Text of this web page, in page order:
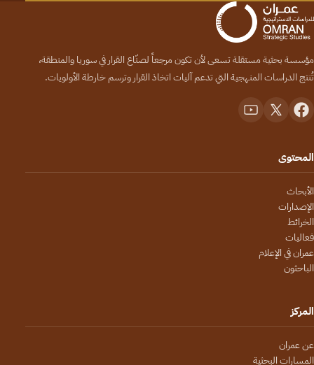
مؤسسة بحثية مستقلة تسعى لأن تكون مرجعاً لصنّاع القرار في سوريا والمنطقة،
تُنتج الدراسات المنهجية التي تدعم آليات اتخاذ القرار وترسم خارطة الأولويات.
المحتوى
الأبحاث
الإصدارات
الخرائط
فعاليات
عمران في الإعلام
الباحثون
المركز
عن عمران
المسارات البحثية